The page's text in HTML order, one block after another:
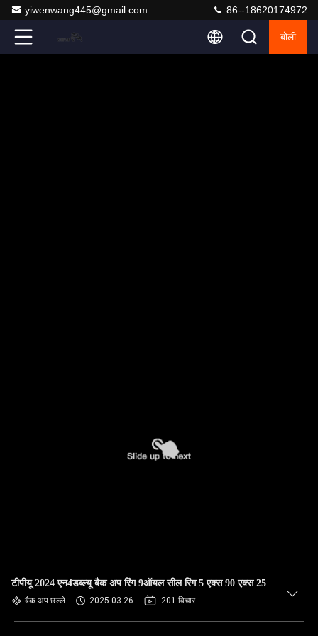
yiwenwang445@gmail.com 86--18620174972
बोली
टीपीयू 2024 एन4डब्ल्यू बैक अप रिंग 9ऑयल सील रिंग 5 एक्स 90 एक्स 25
बैक अप छल्ले 2025-03-26 201 विचार